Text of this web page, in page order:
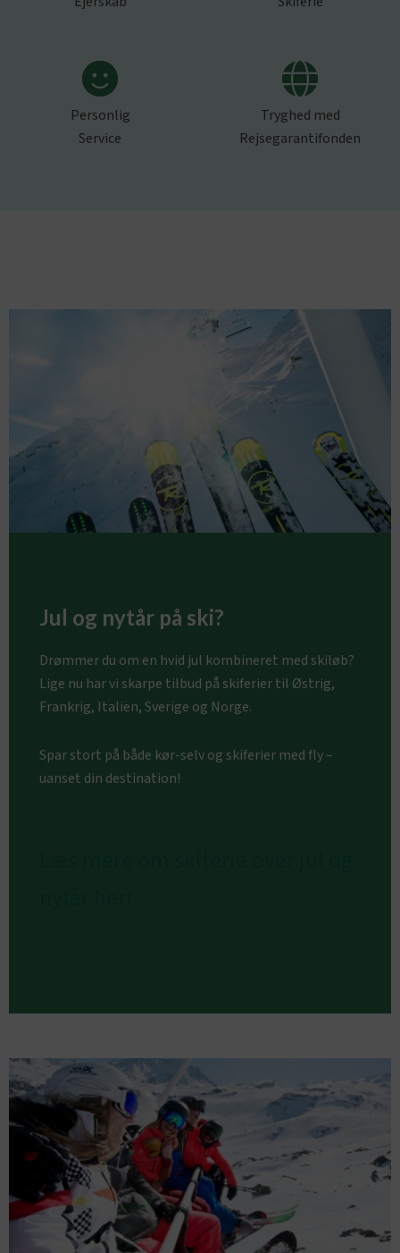
Personlig
Service
Tryghed med
Rejsegarantifonden
Jul og nytår på ski?
Drømmer du om en hvid jul kombineret med skiløb?
Lige nu har vi skarpe tilbud på skiferier til Østrig,
Frankrig, Italien, Sverige og Norge.
Spar stort på både kør-selv og skiferier med fly –
uanset din destination!